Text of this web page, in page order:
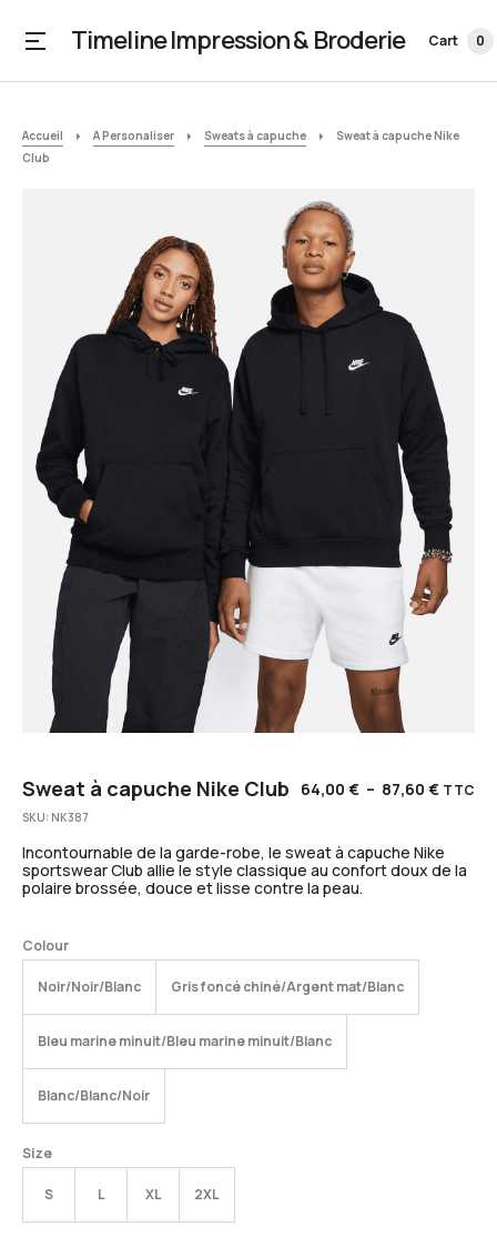
Timeline Impression & Broderie Cart 0
Accueil A Personaliser Sweats à capuche
Sweat à capuche Nike
Club
Sweat à capuche Nike Club 64,00 € – 87,60 € TTC
SKU: NK387
Incontournable de la garde-robe, le sweat à capuche Nike
sportswear Club allie le style classique au confort doux de la
polaire brossée, douce et lisse contre la peau.
Colour
Noir/Noir/Blanc Gris foncé chiné/Argent mat/Blanc
Bleu marine minuit/Bleu marine minuit/Blanc
Blanc/Blanc/Noir
Size
S L XL 2XL